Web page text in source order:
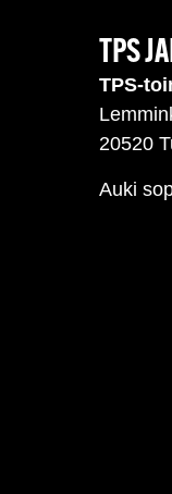
TPS
TPS-
20520
Auki